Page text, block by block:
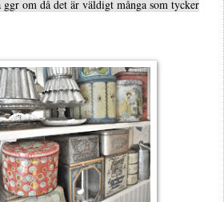
om då det är väldigt många som tycker